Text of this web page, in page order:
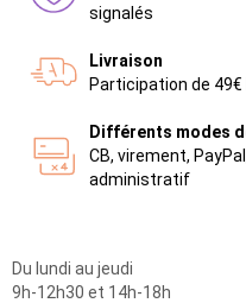
signalés
Livraison
Participation de
Différents modes
CB, virement,
administratif
Du lundi au jeudi
9h-12h30 et 14h-18h